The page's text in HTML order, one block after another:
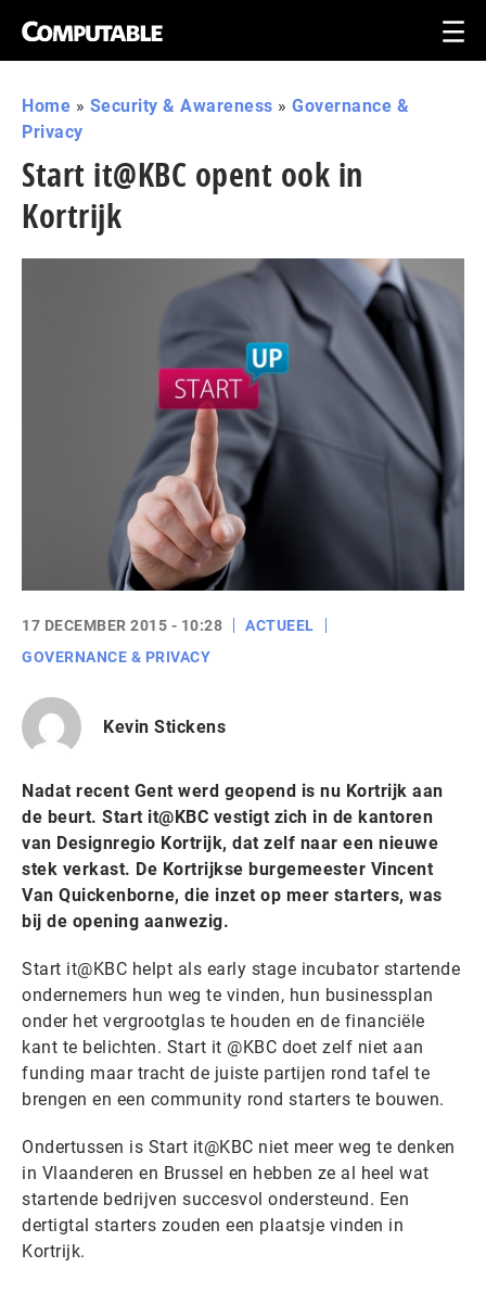
Home » Security & Awareness » Governance &
Privacy
Start it@KBC opent ook in
Kortrijk
17 DECEMBER 2015 - 10:28
ACTUEEL
GOVERNANCE & PRIVACY
Kevin Stickens
Nadat recent Gent werd geopend is nu Kortrijk aan
de beurt. Start it@KBC vestigt zich in de kantoren
van Designregio Kortrijk, dat zelf naar een nieuwe
stek verkast. De Kortrijkse burgemeester Vincent
Van Quickenborne, die inzet op meer starters, was
bij de opening aanwezig.
Start it@KBC helpt als early stage incubator startende
ondernemers hun weg te vinden, hun businessplan
onder het vergrootglas te houden en de financiële
kant te belichten. Start it @KBC doet zelf niet aan
funding maar tracht de juiste partijen rond tafel te
brengen en een community rond starters te bouwen.
Ondertussen is Start it@KBC niet meer weg te denken
in Vlaanderen en Brussel en hebben ze al heel wat
startende bedrijven succesvol ondersteund. Een
dertigtal starters zouden een plaatsje vinden in
Kortrijk.